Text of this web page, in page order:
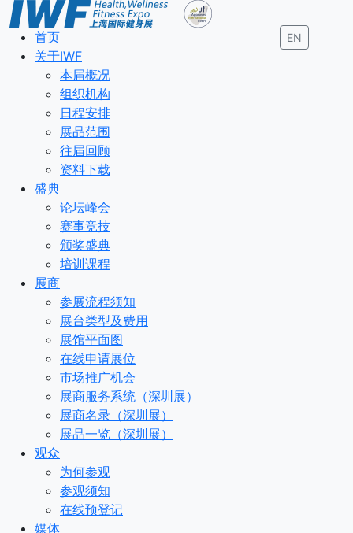
EN
首页
关于IWF
本届概况
组织机构
日程安排
展品范围
往届回顾
资料下载
盛典
论坛峰会
赛事竞技
颁奖盛典
培训课程
展商
参展流程须知
展台类型及费用
展馆平面图
在线申请展位
市场推广机会
展商服务系统（深圳展）
展商名录（深圳展）
展品一览（深圳展）
观众
为何参观
参观须知
在线预登记
媒体